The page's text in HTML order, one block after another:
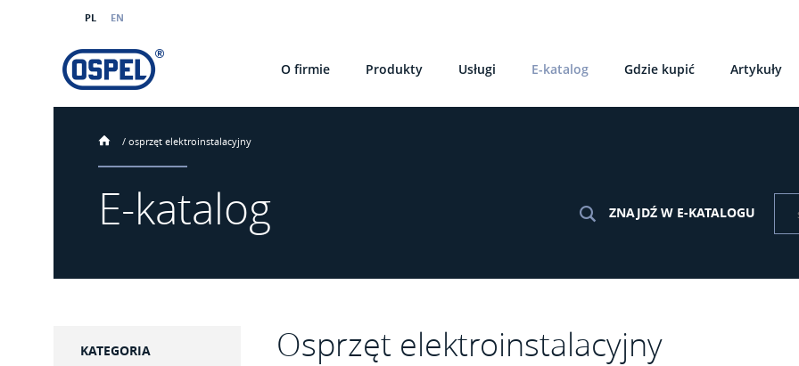
PL EN
O firmie Produkty Usługi E-katalog Gdzie kupić Artykuły
/ osprzęt elektroinstalacyjny
E-katalog ZNAJDŹ W E-KATALOGU
KATEGORIA Osprzęt elektroinstalacyjny